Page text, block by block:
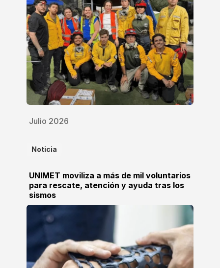
Julio 2026
Noticia
UNIMET moviliza a más de mil voluntarios
para rescate, atención y ayuda tras los
sismos